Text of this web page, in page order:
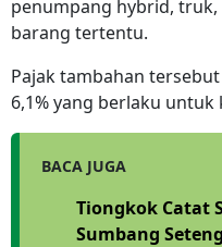
penumpang hybrid,
barang tertentu.
Pajak tambahan
6,1% yang berlaku
BACA JUGA
Tiongkok Catat
Sumbang